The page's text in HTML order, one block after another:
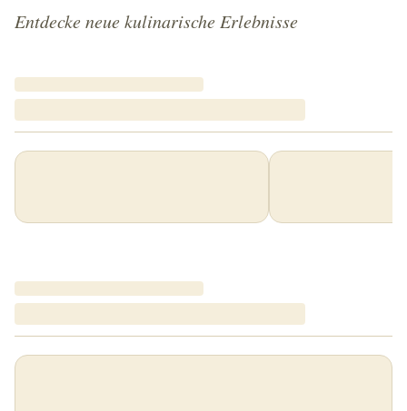
Entdecke neue kulinarische Erlebnisse